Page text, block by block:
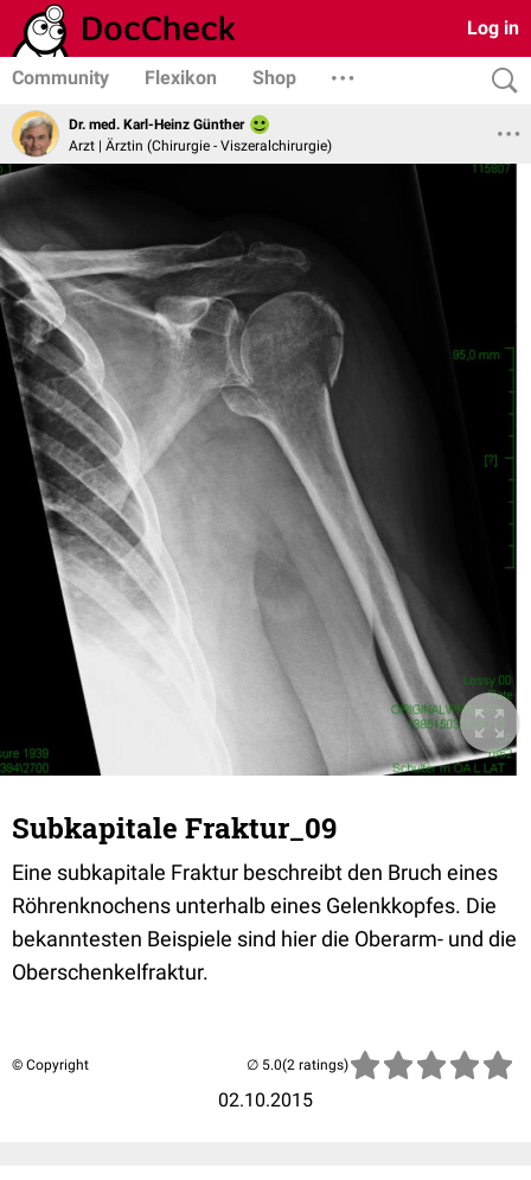
Log in
Community Flexikon Shop
Dr. med. Karl-Heinz Günther
Arzt | Ärztin (Chirurgie - Viszeralchirurgie)
Subkapitale Fraktur_09
Eine subkapitale Fraktur beschreibt den Bruch eines
Röhrenknochens unterhalb eines Gelenkkopfes. Die
bekanntesten Beispiele sind hier die Oberarm- und die
Oberschenkelfraktur.
© Copyright
02.10.2015
(2 ratings)